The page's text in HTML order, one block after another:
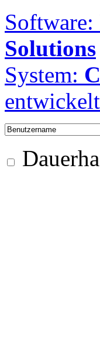
Software:
Solutions
System: